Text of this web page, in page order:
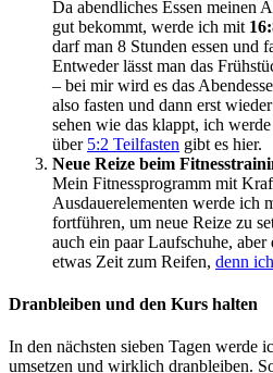
Da abendliches Essen meinen
gut bekommt, werde ich mit
darf man 8 Stunden essen und
Entweder lässt man das
– bei mir wird es das
also fasten und dann erst
sehen wie das klappt, ich
über 5:2 Teilfasten gibt es hier.
Neue Reize beim
Mein Fitnessprogramm mit
Ausdauerelementen werde ich
fortführen, um neue Reize zu
auch ein paar Laufschuhe,
etwas Zeit zum Reifen, denn
Dranbleiben und den Kurs halten
In den nächsten sieben Tagen werde
umsetzen und wirklich dranbleiben.